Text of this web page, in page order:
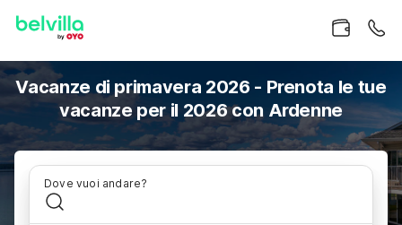
Vacanze di primavera 2026 - Prenota le tue
vacanze per il 2026 con Ardenne
Dove vuoi andare?